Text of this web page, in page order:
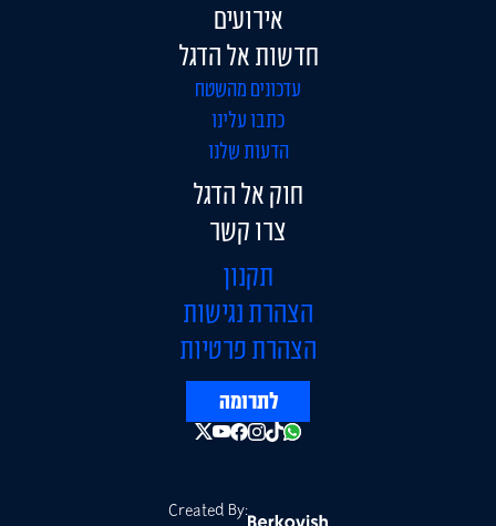
אירועים
חדשות אל הדגל
עדכונים מהשטח
כתבו עלינו
הדעות שלנו
חוק אל הדגל
צרו קשר
תקנון
הצהרת נגישות
הצהרת פרטיות
לתרומה
Created By: